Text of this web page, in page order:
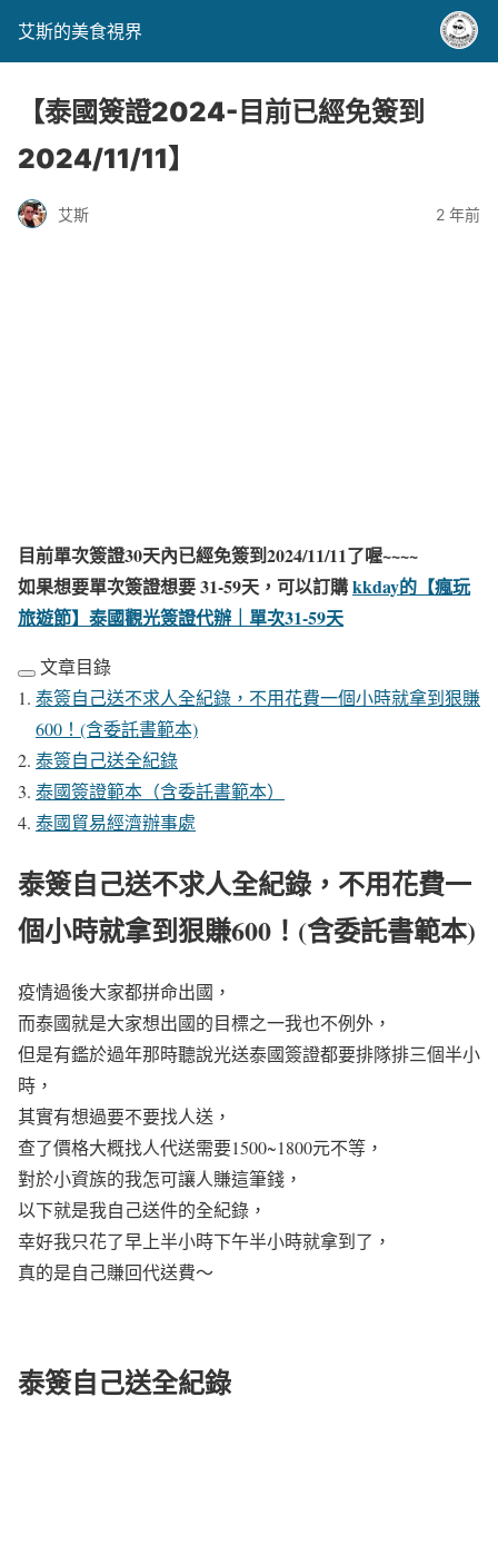
艾斯的美食視界
【泰國簽證2024-目前已經免簽到
2024/11/11】
艾斯 2 年前
目前單次簽證30天內已經免簽到2024/11/11了喔~~~~
如果想要單次簽證想要 31-59天，可以訂購kkday的【瘋玩
旅遊節】泰國觀光簽證代辦｜單次31-59天
文章目錄
泰簽自己送不求人全紀錄，不用花費一個小時就拿到狠賺
600！(含委託書範本)
泰簽自己送全紀錄
泰國簽證範本（含委託書範本）
泰國貿易經濟辦事處
泰簽自己送不求人全紀錄，不用花費一
個小時就拿到狠賺600！(含委託書範本)
疫情過後大家都拼命出國，
而泰國就是大家想出國的目標之一我也不例外，
但是有鑑於過年那時聽說光送泰國簽證都要排隊排三個半小
時，
其實有想過要不要找人送，
查了價格大概找人代送需要1500~1800元不等，
對於小資族的我怎可讓人賺這筆錢，
以下就是我自己送件的全紀錄，
幸好我只花了早上半小時下午半小時就拿到了，
真的是自己賺回代送費～
泰簽自己送全紀錄